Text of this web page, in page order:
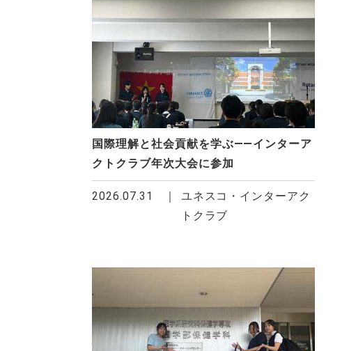
国際理解と社会貢献を学ぶ――インターア
クトクラブ年次大会に参加
2026.07.31
ユネスコ・インターアク
トクラブ